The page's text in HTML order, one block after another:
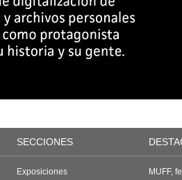
SECCIONES
Exposiciones
MUFF,